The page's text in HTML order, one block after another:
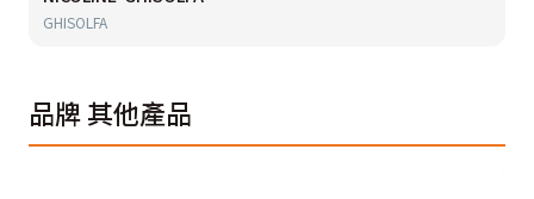
GHISOLFA
品牌其他產品